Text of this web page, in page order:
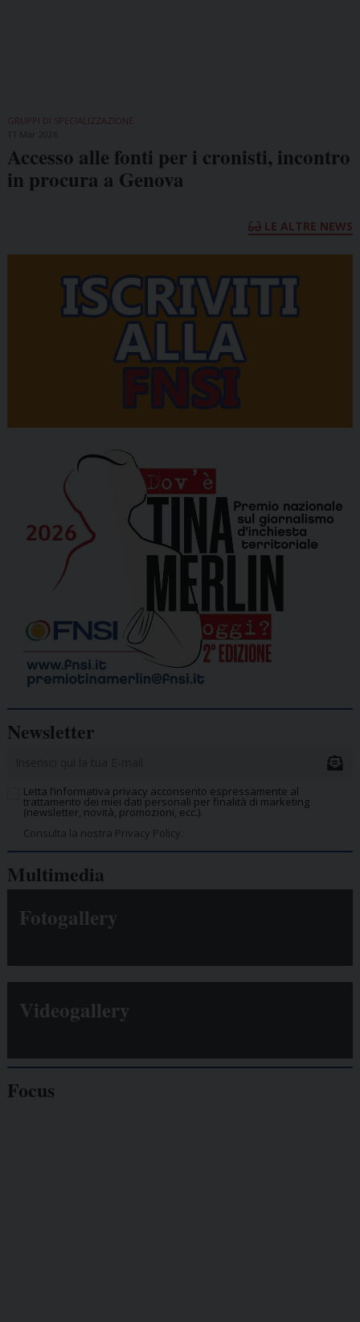
GRUPPI DI SPECIALIZZAZIONE
Accesso alle fonti per i cronisti, incontro
in procura a Genova
LE ALTRE NEWS
Newsletter
Letta l’informativa privacy acconsento espressamente al
trattamento dei miei dati personali per finalità di marketing
(newsletter, novità, promozioni, ecc.).
Consulta la nostra Privacy Policy.
Multimedia
Fotogallery
Videogallery
Focus